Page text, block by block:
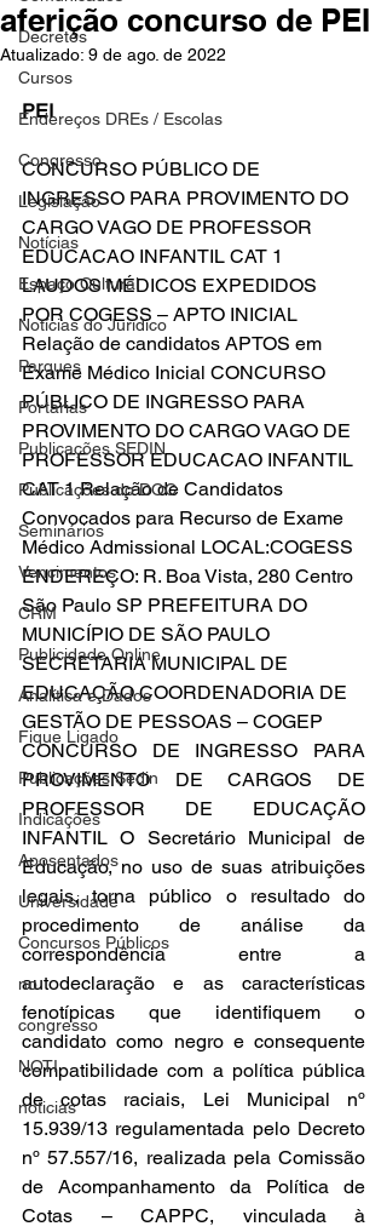
Decretos
Cursos
Endereços DREs / Escolas
Congresso
Legislação
Notícias
Espaço Cultural
Notícias do Jurídico
Parques
Portarias
Publicações SEDIN
Publicações do DOC
Seminários
Vencimentos
CRM
Publicidade Online
Analítica e Dados
Fique Ligado
Publicações Sedin
Indicações
Aposentados
Universidade
Concursos Públicos
no
congresso
NOTI
noticias
aferição concurso de PEI
Atualizado: 9 de ago. de 2022
PEI
CONCURSO PÚBLICO DE
INGRESSO PARA PROVIMENTO DO
CARGO VAGO DE PROFESSOR
EDUCACAO INFANTIL CAT 1
LAUDOS MÉDICOS EXPEDIDOS
POR COGESS – APTO INICIAL
Relação de candidatos APTOS em
Exame Médico Inicial CONCURSO
PÚBLICO DE INGRESSO PARA
PROVIMENTO DO CARGO VAGO DE
PROFESSOR EDUCACAO INFANTIL
CAT 1 Relação de Candidatos
Convocados para Recurso de Exame
Médico Admissional LOCAL:COGESS
ENDEREÇO: R. Boa Vista, 280 Centro
São Paulo SP PREFEITURA DO
MUNICÍPIO DE SÃO PAULO
SECRETARIA MUNICIPAL DE
EDUCAÇÃO COORDENADORIA DE
GESTÃO DE PESSOAS – COGEP
CONCURSO DE INGRESSO PARA
PROVIMENTO DE CARGOS DE
PROFESSOR DE EDUCAÇÃO
INFANTIL O Secretário Municipal de
Educação, no uso de suas atribuições
legais, torna público o resultado do
procedimento de análise da
correspondência entre a
autodeclaração e as características
fenotípicas que identifiquem o
candidato como negro e consequente
compatibilidade com a política pública
de cotas raciais, Lei Municipal nº
15.939/13 regulamentada pelo Decreto
nº 57.557/16, realizada pela Comissão
de Acompanhamento da Política de
Cotas – CAPPC, vinculada à